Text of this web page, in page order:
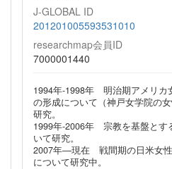
J-GLOBAL ID
201201005593531010
researchmap会員ID
7000001440
1994年-1998年 明治期アメリカ
の形成について（神戸女学院の
研究。
1999年-2006年 宗教を基盤とす
いて研究。
2007年―現在 戦間期の日米女
について研究中。